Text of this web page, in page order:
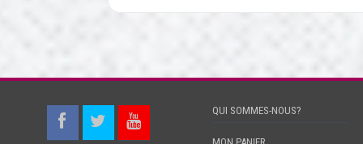
QUI SOMMES-NOUS?